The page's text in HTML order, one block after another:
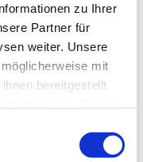
zu Ihrer
Partner für
weiter. Unsere
mit
bereitgestellt
auch